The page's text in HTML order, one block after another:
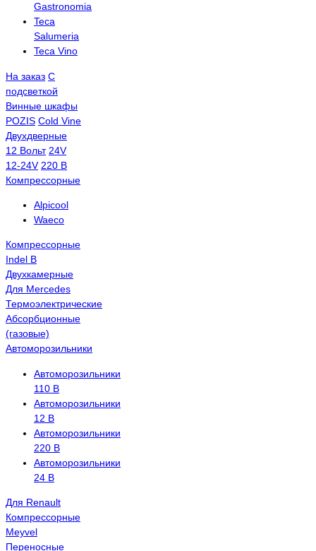
Gastronomia
Teca
Salumeria
Teca Vino
На заказ С
подсветкой
Винные шкафы
POZIS Сold Vine
Двухдверные
12 Вольт 24V
12-24V 220 В
Компрессорные
Alpicool
Waeco
Компрессорные
Indel B
Двухкамерные
Для Mercedes
Термоэлектрические
Абсорбционные
(газовые)
Автоморозильники
Автоморозильники
110 В
Автоморозильники
12 В
Автоморозильники
220 В
Автоморозильники
24 В
Для Renault
Компрессорные
Meyvel
Переносные